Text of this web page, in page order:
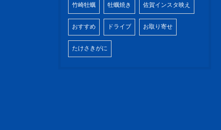
竹崎牡蠣 牡蠣焼き 佐賀インスタ映え
おすすめ ドライブ お取り寄せ
たけさきがに